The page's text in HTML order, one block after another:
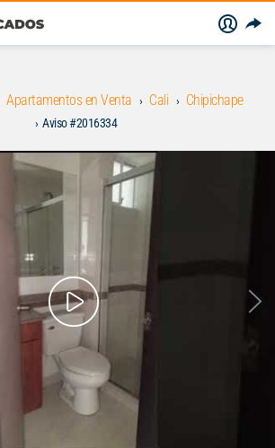
Apartamentos en Venta Cali Chipichape
Aviso #2016334